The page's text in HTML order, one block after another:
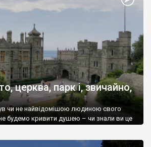
церква, парк і, звичайно,
чи не найвідомішою людиною свого
будемо кривити душею – чи знали ви це